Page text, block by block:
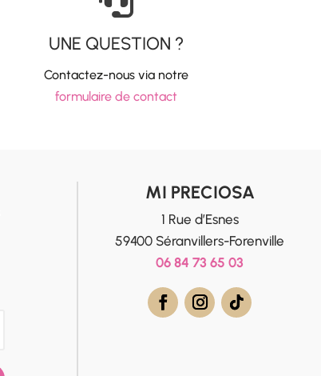
UNE QUESTION ?
Contactez-nous via notre
formulaire de contact
MI PRECIOSA
1 Rue d’Esnes
59400 Séranvillers-Forenville
06 84 73 65 03